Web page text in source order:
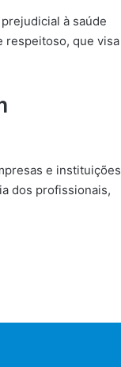
à saúde
respeitoso, que visa
e instituições
dos profissionais,